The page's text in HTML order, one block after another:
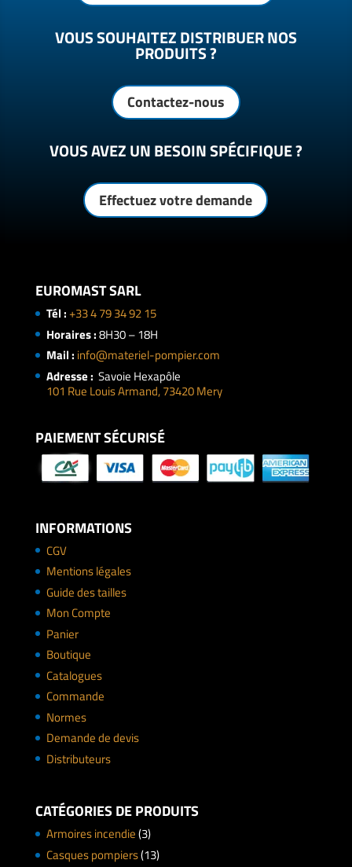
VOUS SOUHAITEZ DISTRIBUER NOS
PRODUITS ?
Contactez-nous
VOUS AVEZ UN BESOIN SPÉCIFIQUE ?
Effectuez votre demande
EUROMAST SARL
Tél :+33 4 79 34 92 15
Horaires :8H30 – 18H
Mail : info@materiel-pompier.com
Adresse : Savoie Hexapôle
101 Rue Louis Armand, 73420 Mery
PAIEMENT SÉCURISÉ
INFORMATIONS
CGV
Mentions légales
Guide des tailles
Mon Compte
Panier
Boutique
Catalogues
Commande
Normes
Demande de devis
Distributeurs
CATÉGORIES DE PRODUITS
Armoires incendie(3)
Casques pompiers(13)